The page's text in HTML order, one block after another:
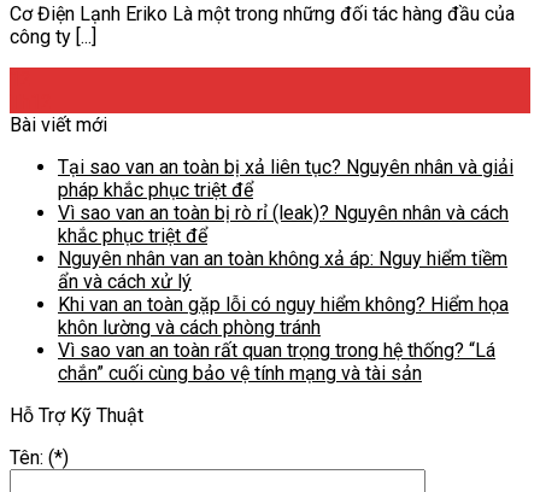
Cơ Điện Lạnh Eriko Là một trong những đối tác hàng đầu của
công ty [...]
Bài viết mới
Tại sao van an toàn bị xả liên tục? Nguyên nhân và giải
pháp khắc phục triệt để
Vì sao van an toàn bị rò rỉ (leak)? Nguyên nhân và cách
khắc phục triệt để
Nguyên nhân van an toàn không xả áp: Nguy hiểm tiềm
ẩn và cách xử lý
Khi van an toàn gặp lỗi có nguy hiểm không? Hiểm họa
khôn lường và cách phòng tránh
Vì sao van an toàn rất quan trọng trong hệ thống? “Lá
chắn” cuối cùng bảo vệ tính mạng và tài sản
Hỗ Trợ Kỹ Thuật
Tên: (*)